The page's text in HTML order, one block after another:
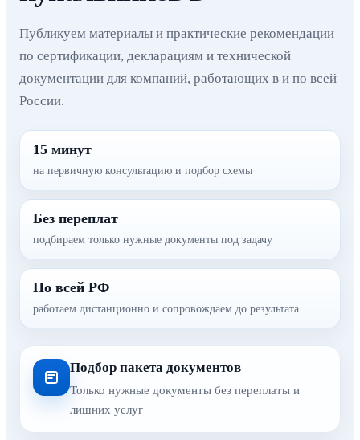
Публикуем материалы и практические рекомендации
по сертификации, декларациям и технической
документации для компаний, работающих в и по всей
России.
15 минут
на первичную консультацию и подбор схемы
Без переплат
подбираем только нужные документы под задачу
По всей РФ
работаем дистанционно и сопровождаем до результата
Подбор пакета документов
Только нужные документы без переплаты и
лишних услуг